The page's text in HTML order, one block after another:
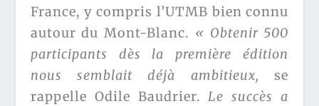
France, y compris l’UTMB bien connu
autour du Mont-Blanc. « Obtenir 500
participants dès la première édition
nous semblait déjà ambitieux, se
rappelle Odile Baudrier.Le succès a